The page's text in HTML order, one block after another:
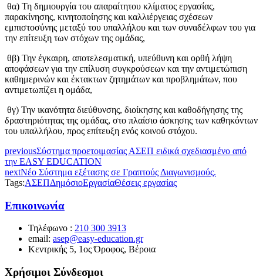
θα) Τη δημιουργία του απαραίτητου κλίματος εργασίας,
παρακίνησης, κινητοποίησης και καλλιέργειας σχέσεων
εμπιστοσύνης μεταξύ του υπαλλήλου και των συναδέλφων του για
την επίτευξη των στόχων της ομάδας,
θβ) Την έγκαιρη, αποτελεσματική, υπεύθυνη και ορθή λήψη
αποφάσεων για την επίλυση συγκρούσεων και την αντιμετώπιση
καθημερινών και έκτακτων ζητημάτων και προβλημάτων, που
αντιμετωπίζει η ομάδα,
θγ) Την ικανότητα διεύθυνσης, διοίκησης και καθοδήγησης της
δραστηριότητας της ομάδας, στο πλαίσιο άσκησης των καθηκόντων
του υπαλλήλου, προς επίτευξη ενός κοινού στόχου.
previousΣύστημα προετοιμασίας ΑΣΕΠ ειδικά σχεδιασμένο από
την EASY EDUCATION
nextΝέο Σύστημα εξέτασης σε Γραπτούς Διαγωνισμούς.
Tags:ΑΣΕΠΔημόσιοΕργασίαΘέσεις εργασίας
Επικοινωνία
Τηλέφωνο : 210 300 3913
email: asep@easy-education.gr
Κεντρικής 5, 1ος Όροφος, Βέροια
Χρήσιμοι Σύνδεσμοι